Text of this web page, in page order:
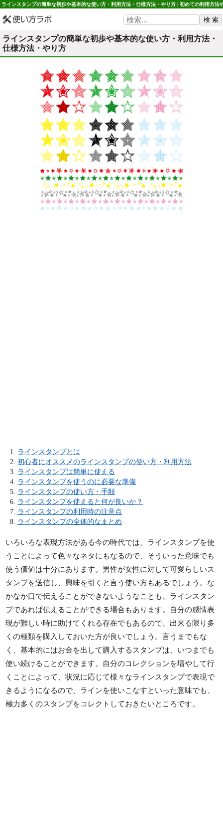
ラインスタンプの簡単な初歩や基本的な使い方・利用方法・仕様方法・やり方 | 初めての利用方法
ラインスタンプの簡単な初歩や基本的な使い方・利用方法・
仕様方法・やり方
ラインスタンプとは
初心者にオススメのラインスタンプの使い方・利用方法
ラインスタンプは簡単に使える
ラインスタンプを使うのに必要な準備
ラインスタンプの使い方・手順
ラインスタンプを使えると何が良いか？
ラインスタンプの利用時の注意点
ラインスタンプの全体的なまとめ
いろいろな表現方法がある今の時代では、ラインスタンプを使
うことによって色々なネタにもなるので、そういった意味でも
使う価値は十分にあります。男性が女性に対して可愛らしいス
タンプを送信し、興味を引くと言う使い方もあるでしょう。な
かなか口で伝えることができないようなことも、ラインスタン
プであれば伝えることができる場合もあります。自分の感情表
現が難しい時に助けてくれる存在でもあるので、出来る限り多
くの種類を購入しておいた方が良いでしょう。言うまでもな
く、基本的にはお金を出して購入するスタンプは、いつまでも
使い続けることができます。自分のコレクションを増やして行
くことによって、状況に応じて様々なラインスタンプで表現で
きるようになるので、ラインを使いこなすといった意味でも、
極力多くのスタンプをコレクトしておきたいところです。